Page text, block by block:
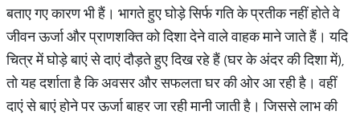
बताए गए कारण भी हैं। भागते हुए घोड़े सिर्फ गति के प्रतीक नहीं होते वे
जीवन ऊर्जा और प्राणशक्ति को दिशा देने वाले वाहक माने जाते हैं। यदि
चित्र में घोड़े बाएं से दाएं दौड़ते हुए दिख रहे हैं (घर के अंदर की दिशा में),
तो यह दर्शाता है कि अवसर और सफलता घर की ओर आ रही है। वहीं
दाएं से बाएं होने पर ऊर्जा बाहर जा रही मानी जाती है। जिससे लाभ की